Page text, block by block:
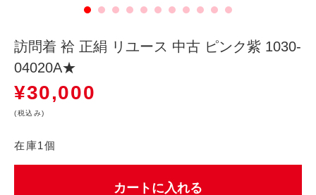
訪問着 袷 正絹 リユース 中古 ピンク紫 1030-
04020A★
¥30,000
(税込み)
在庫1個
カートに入れる